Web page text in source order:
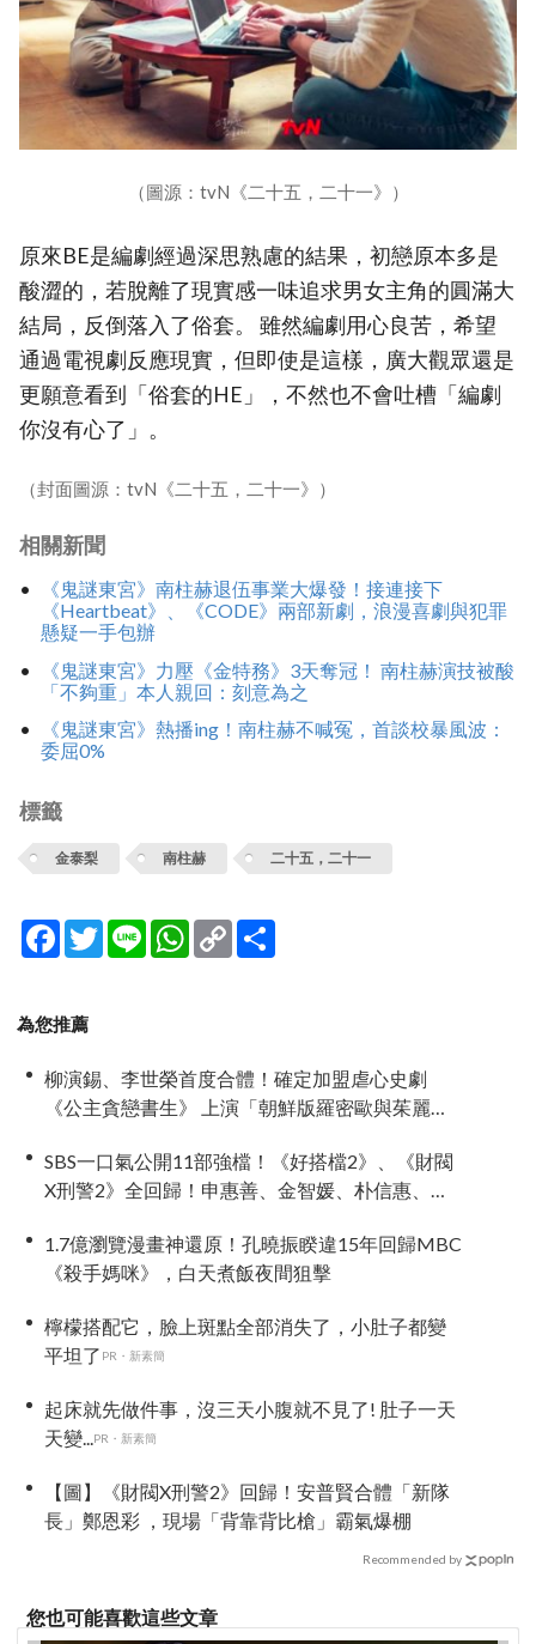
（圖源：tvN《二十五，二十一》）
原來BE是編劇經過深思熟慮的結果，初戀原本多是
酸澀的，若脫離了現實感一味追求男女主角的圓滿大
結局，反倒落入了俗套。 雖然編劇用心良苦，希望
通過電視劇反應現實，但即使是這樣，廣大觀眾還是
更願意看到「俗套的HE」，不然也不會吐槽「編劇
你沒有心了」。
（封面圖源：tvN《二十五，二十一》）
相關新聞
《鬼謎東宮》南柱赫退伍事業大爆發！接連接下
《Heartbeat》、《CODE》兩部新劇，浪漫喜劇與犯罪
懸疑一手包辦
《鬼謎東宮》力壓《金特務》3天奪冠！ 南柱赫演技被酸
「不夠重」本人親回：刻意為之
《鬼謎東宮》熱播ing！南柱赫不喊冤，首談校暴風波：
委屈0%
標籤
金泰梨 南柱赫 二十五，二十一
Facebook
TwitterLine WhatsApp
Copy
Link
為您推薦
柳演錫、李世榮首度合體！確定加盟虐心史劇
《公主貪戀書生》 上演「朝鮮版羅密歐與茱麗
SBS一口氣公開11部強檔！《好搭檔2》、《財閥
X刑警2》全回歸！申惠善、金智媛、朴信惠、金
1.7億瀏覽漫畫神還原！孔曉振睽違15年回歸MBC
《殺手媽咪》，白天煮飯夜間狙擊
檸檬搭配它，臉上斑點全部消失了，小肚子都變
平坦了 PR・新素簡
起床就先做件事，沒三天小腹就不見了! 肚子一天
天變...PR・新素簡
【圖】《財閥X刑警2》回歸！安普賢合體「新隊
長」鄭恩彩 ，現場「背靠背比槍」霸氣爆棚
Recommended by
您也可能喜歡這些文章